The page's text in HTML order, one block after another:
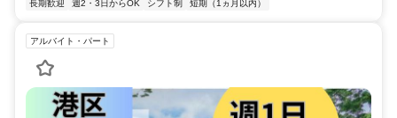
長期歓迎
週2・3日からOK シフト制 短期（1ヵ月以内）
アルバイト・パート